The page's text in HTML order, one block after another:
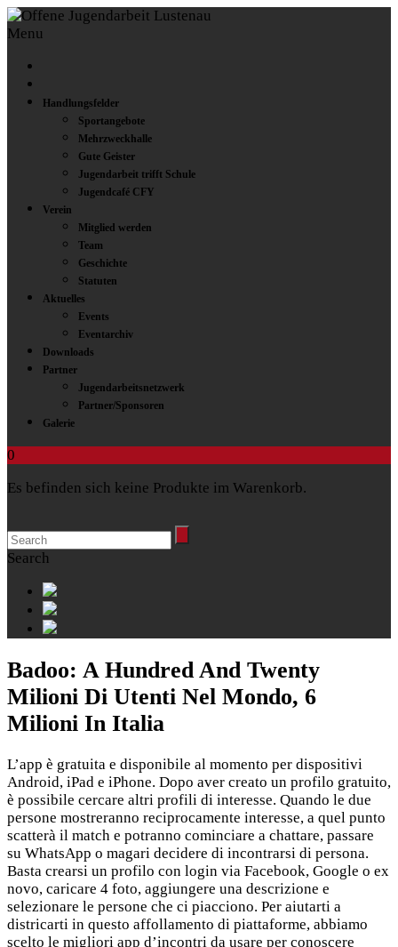
Menu
Handlungsfelder
Sportangebote
Mehrzweckhalle
Gute Geister
Jugendarbeit trifft Schule
Jugendcafé CFY
Verein
Mitglied werden
Team
Geschichte
Statuten
Aktuelles
Events
Eventarchiv
Downloads
Partner
Jugendarbeitsnetzwerk
Partner/Sponsoren
Galerie
0
Es befinden sich keine Produkte im Warenkorb.
Search
Badoo: A Hundred And Twenty
Milioni Di Utenti Nel Mondo, 6
Milioni In Italia
L’app è gratuita e disponibile al momento per dispositivi
Android, iPad e iPhone. Dopo aver creato un profilo gratuito,
è possibile cercare altri profili di interesse. Quando le due
persone mostreranno reciprocamente interesse, a quel punto
scatterà il match e potranno cominciare a chattare, passare
su WhatsApp o magari decidere di incontrarsi di persona.
Basta crearsi un profilo con login via Facebook, Google o ex
novo, caricare 4 foto, aggiungere una descrizione e
selezionare le persone che ci piacciono. Per aiutarti a
districarti in questo affollamento di piattaforme, abbiamo
scelto le migliori app d’incontri da usare per conoscere